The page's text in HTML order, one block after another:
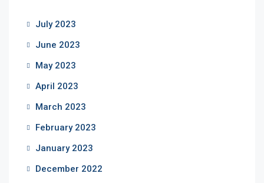
July 2023
June 2023
May 2023
April 2023
March 2023
February 2023
January 2023
December 2022